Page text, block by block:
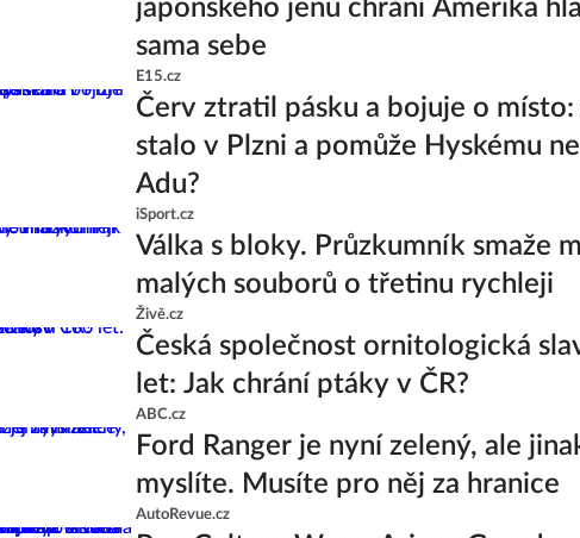
japonského jenu chrání Amerika
sama sebe
E15.cz
Červ ztratil pásku a bojuje o místo:
stalo v Plzni a pomůže Hyskému
Adu?
iSport.cz
Válka s bloky. Průzkumník smaže
malých souborů o třetinu rychleji
Živě.cz
Česká společnost ornitologická
let: Jak chrání ptáky v ČR?
ABC.cz
Ford Ranger je nyní zelený, ale
myslíte. Musíte pro něj za hranice
AutoRevue.cz